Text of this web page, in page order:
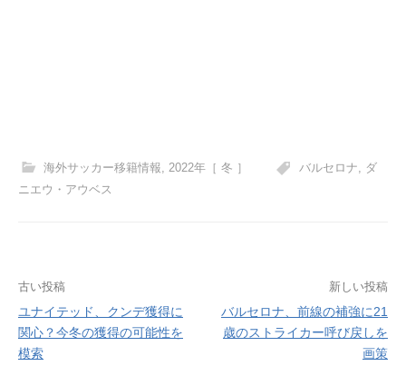
海外サッカー移籍情報, 2022年［ 冬 ］ バルセロナ, ダ
ニエウ・アウベス
投
稿
ナ
古い投稿
ユナイテッド、クンデ獲得に
関心？今冬の獲得の可能性を
模索
新しい投稿
バルセロナ、前線の補強に21
歳のストライカー呼び戻しを
画策